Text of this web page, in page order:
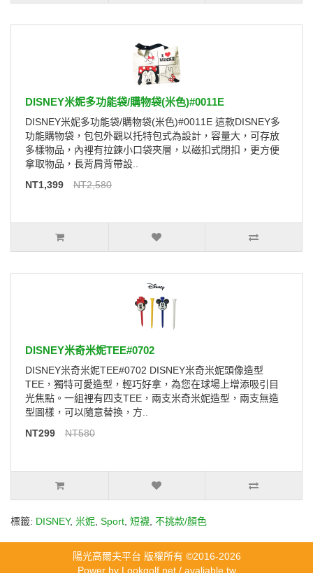
DISNEY米妮多功能袋/購物袋(米色)#0011E
DISNEY米妮多功能袋/購物袋(米色)#0011E 這款DISNEY多
功能購物袋，包包外觀以托特包式為設計，容量大，可存放
多樣物品，內裡有拉鍊小口袋夾層，以磁扣式閉扣，更方便
拿取物品，長背肩背帶設..
NT1,399
NT2,580
DISNEY米奇米妮TEE#0702
DISNEY米奇米妮TEE#0702 DISNEY米奇米妮頭像造型
TEE，獨特可愛造型，輕巧好拿，為您在球場上增添吸引目
光焦點。一組裡有四支TEE，兩支米奇米妮造型，兩支無造
型圖樣，可以隨意替換，方..
NT299
NT580
標籤: DISNEY, 米妮 Sport 短襪 不挑款/顏色
陽光高爾夫平台 版權所有 ©2016-2026
Power by Lookgolf.net/ avaliable.tw